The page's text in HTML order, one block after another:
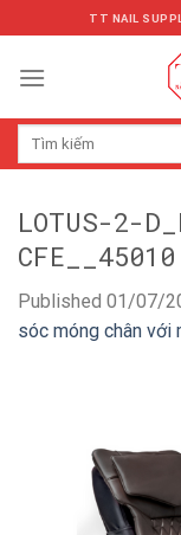
to
content
TT NAIL
Tìm
LOTUS-2-
CFE__45010
Published 01/07/
sóc móng chân với